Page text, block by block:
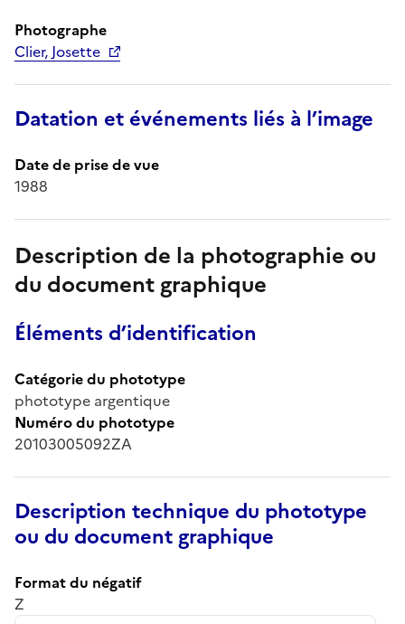
Photographe
Clier, Josette
Datation et événements liés à l’image
Date de prise de vue
1988
Description de la photographie ou
du document graphique
Éléments d’identification
Catégorie du phototype
phototype argentique
Numéro du phototype
20103005092ZA
Description technique du phototype
ou du document graphique
Format du négatif
Z